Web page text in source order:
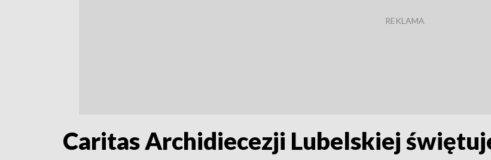
Caritas Archidiecezji Lubelskiej